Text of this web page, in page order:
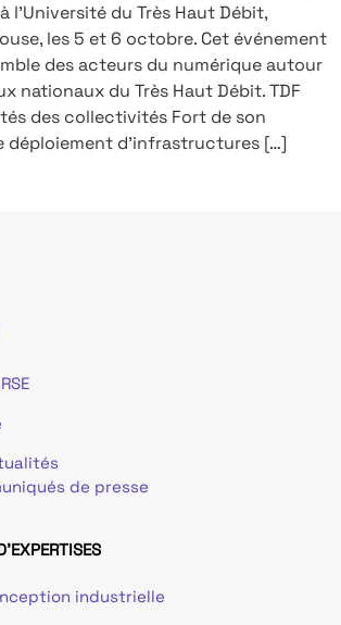
l’Université du Très Haut Débit,
les 5 et 6 octobre. Cet événement
des acteurs du numérique autour
nationaux du Très Haut Débit. TDF
des collectivités Fort de son
déploiement d’infrastructures […]
de presse
industrielle